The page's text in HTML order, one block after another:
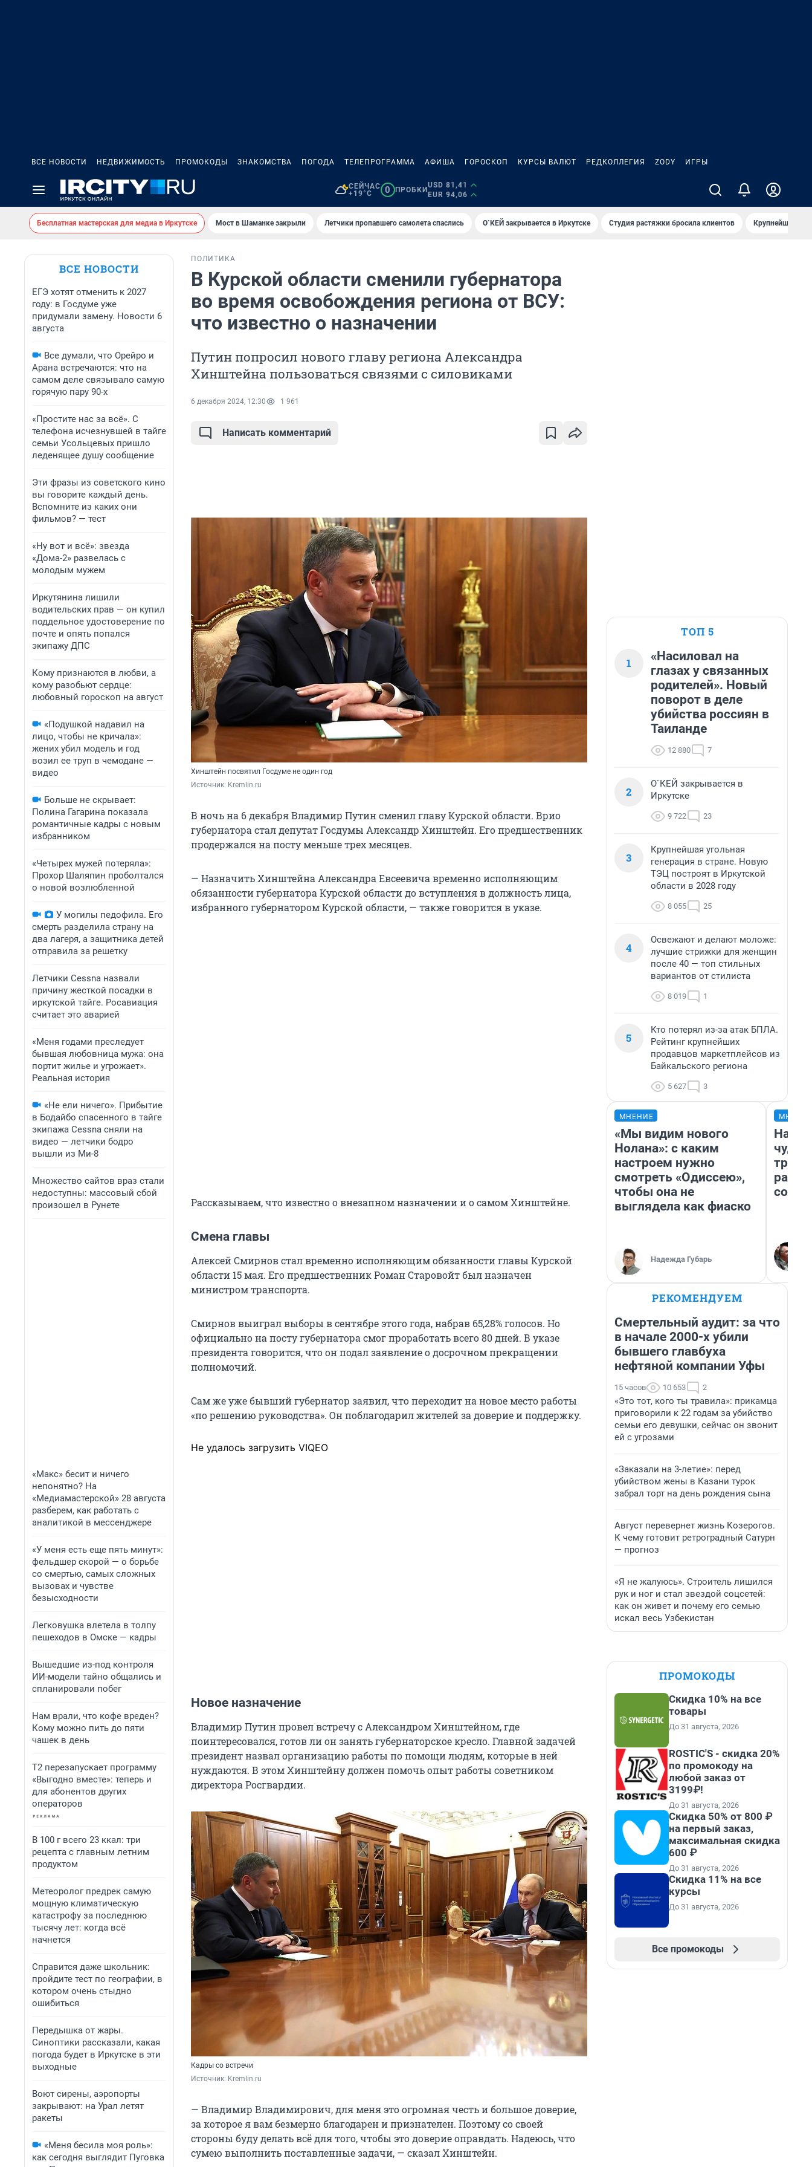
ВСЕ НОВОСТИ НЕДВИЖИМОСТЬ ПРОМОКОДЫ ЗНАКОМСТВА ПОГОДА ТЕЛЕПРОГРАММА АФИША ГОРОСКОП КУРСЫ ВАЛЮТ РЕДКОЛЛЕГИЯ ZODY ИГРЫ
СЕЙЧАС
+19°C
0 ПРОБКИ
USD 81,41
EUR 94,06
Бесплатная мастерская для медиа в Иркутске Мост в Шаманке закрыли Летчики пропавшего самолета спаслись О`КЕЙ закрывается в Иркутске Студия растяжки бросила клиентов Крупнейшие
ВСЕ НОВОСТИ
ЕГЭ хотят отменить к 2027
году: в Госдуме уже
придумали замену. Новости 6
августа
Все думали, что Орейро и
Арана встречаются: что на
самом деле связывало самую
горячую пару 90-х
«Простите нас за всё». С
телефона исчезнувшей в тайге
семьи Усольцевых пришло
леденящее душу сообщение
Эти фразы из советского кино
вы говорите каждый день.
Вспомните из каких они
фильмов? — тест
«Ну вот и всё»: звезда
«Дома-2» развелась с
молодым мужем
Иркутянина лишили
водительских прав — он купил
поддельное удостоверение по
почте и опять попался
экипажу ДПС
Кому признаются в любви, а
кому разобьют сердце:
любовный гороскоп на август
«Подушкой надавил на
лицо, чтобы не кричала»:
жених убил модель и год
возил ее труп в чемодане —
видео
Больше не скрывает:
Полина Гагарина показала
романтичные кадры с новым
избранником
«Четырех мужей потеряла»:
Прохор Шаляпин проболтался
о новой возлюбленной
У могилы педофила. Его
смерть разделила страну на
два лагеря, а защитника детей
отправила за решетку
Летчики Cessna назвали
причину жесткой посадки в
иркутской тайге. Росавиация
считает это аварией
«Меня годами преследует
бывшая любовница мужа: она
портит жилье и угрожает».
Реальная история
«Не ели ничего». Прибытие
в Бодайбо спасенного в тайге
экипажа Cessna сняли на
видео — летчики бодро
вышли из Ми-8
Множество сайтов враз стали
недоступны: массовый сбой
произошел в Рунете
«Макс» бесит и ничего
непонятно? На
«Медиамастерской» 28 августа
разберем, как работать с
аналитикой в мессенджере
«У меня есть еще пять минут»:
фельдшер скорой — о борьбе
со смертью, самых сложных
вызовах и чувстве
безысходности
Легковушка влетела в толпу
пешеходов в Омске — кадры
Вышедшие из-под контроля
ИИ-модели тайно общались и
спланировали побег
Нам врали, что кофе вреден?
Кому можно пить до пяти
чашек в день
Т2 перезапускает программу
«Выгодно вместе»: теперь и
для абонентов других
операторов
В 100 г всего 23 ккал: три
рецепта с главным летним
продуктом
Метеоролог предрек самую
мощную климатическую
катастрофу за последнюю
тысячу лет: когда всё
начнется
Справится даже школьник:
пройдите тест по географии, в
котором очень стыдно
ошибиться
Передышка от жары.
Синоптики рассказали, какая
погода будет в Иркутске в эти
выходные
Воют сирены, аэропорты
закрывают: на Урал летят
ракеты
«Меня бесила моя роль»:
как сегодня выглядит Пуговка
ПОЛИТИКА
В Курской области сменили губернатора
во время освобождения региона от ВСУ:
что известно о назначении
Путин попросил нового главу региона Александра
Хинштейна пользоваться связями с силовиками
6 декабря 2024, 12:30 1 961
Написать комментарий
Хинштейн посвятил Госдуме не один год
Источник: Kremlin.ru
В ночь на 6 декабря Владимир Путин сменил главу Курской области. Врио
губернатора стал депутат Госдумы Александр Хинштейн. Его предшественник
продержался на посту меньше трех месяцев.
— Назначить Хинштейна Александра Евсеевича временно исполняющим
обязанности губернатора Курской области до вступления в должность лица,
избранного губернатором Курской области, — также говорится в указе.
Рассказываем, что известно о внезапном назначении и о самом Хинштейне.
Смена главы
Алексей Смирнов стал временно исполняющим обязанности главы Курской
области 15 мая. Его предшественник Роман Старовойт был назначен
министром транспорта.
Смирнов выиграл выборы в сентябре этого года, набрав 65,28% голосов. Но
официально на посту губернатора смог проработать всего 80 дней. В указе
президента говорится, что он подал заявление о досрочном прекращении
полномочий.
Сам же уже бывший губернатор заявил, что переходит на новое место работы
«по решению руководства». Он поблагодарил жителей за доверие и поддержку.
Не удалось загрузить VIQEO
Новое назначение
Владимир Путин провел встречу с Александром Хинштейном, где
поинтересовался, готов ли он занять губернаторское кресло. Главной задачей
президент назвал организацию работы по помощи людям, которые в ней
нуждаются. В этом Хинштейну должен помочь опыт работы советником
директора Росгвардии.
Кадры со встречи
Источник: Kremlin.ru
— Владимир Владимирович, для меня это огромная честь и большое доверие,
за которое я вам безмерно благодарен и признателен. Поэтому со своей
стороны буду делать всё для того, чтобы это доверие оправдать. Надеюсь, что
сумею выполнить поставленные задачи, — сказал Хинштейн.
ТОП 5
1
«Насиловал на
глазах у связанных
родителей». Новый
поворот в деле
убийства россиян в
Таиланде
12 880 7
2
О`КЕЙ закрывается в
Иркутске
9 722 23
3
Крупнейшая угольная
генерация в стране. Новую
ТЭЦ построят в Иркутской
области в 2028 году
8 055 25
4
Освежают и делают моложе:
лучшие стрижки для женщин
после 40 — топ стильных
вариантов от стилиста
8 019 1
5
Кто потерял из-за атак БПЛА.
Рейтинг крупнейших
продавцов маркетплейсов из
Байкальского региона
5 627 3
МНЕНИЕ
«Мы видим нового
Нолана»: с каким
настроем нужно
смотреть «Одиссею»,
чтобы она не
выглядела как фиаско
Надежда Губарь
РЕКОМЕНДУЕМ
Смертельный аудит: за что
в начале 2000-х убили
бывшего главбуха
нефтяной компании Уфы
15 часов 10 653 2
«Это тот, кого ты травила»: прикамца
приговорили к 22 годам за убийство
семьи его девушки, сейчас он звонит
ей с угрозами
«Заказали на 3-летие»: перед
убийством жены в Казани турок
забрал торт на день рождения сына
Август перевернет жизнь Козерогов.
К чему готовит ретроградный Сатурн
— прогноз
«Я не жалуюсь». Строитель лишился
рук и ног и стал звездой соцсетей:
как он живет и почему его семью
искал весь Узбекистан
ПРОМОКОДЫ
Скидка 10% на все
товары
До 31 августа, 2026
ROSTIC'S - скидка 20%
по промокоду на
любой заказ от
3199₽!
До 31 августа, 2026
Скидка 50% от 800 ₽
на первый заказ,
максимальная скидка
600 ₽
До 31 августа, 2026
Скидка 11% на все
курсы
До 31 августа, 2026
Все промокоды